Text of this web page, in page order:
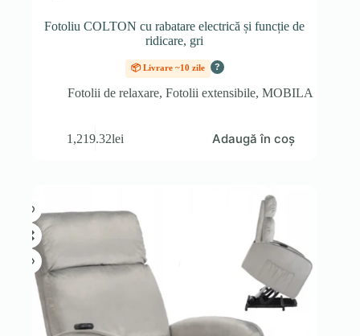
Fotoliu COLTON cu rabatare electrică și funcție de
ridicare, gri
📦 Livrare ~10 zile ?
Fotolii de relaxare,Fotolii extensibile,MOBILA
1,219.32lei Adaugă în coș